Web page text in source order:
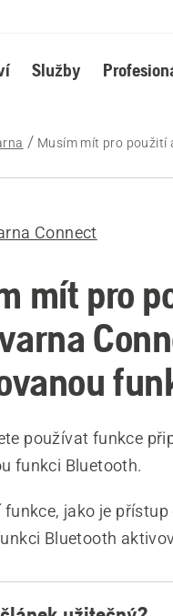
Služby
Musím mít pro použití
Connect
mít pro
používat funkce
funkci Bluetooth.
jako je přístup
Bluetooth